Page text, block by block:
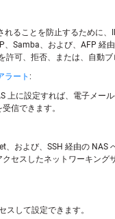
れることを防止するために、
、Samba、および、AFP 経
許可、拒否、または、自動
ラート :
上に設定すれば、電子メー
信できます。
、および、SSH 経由の NAS
セスしたネットワーキング
スして設定できます。